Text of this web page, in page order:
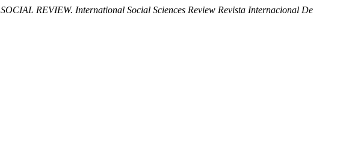
SOCIAL REVIEW. International Social Sciences Review Revista Internacional De